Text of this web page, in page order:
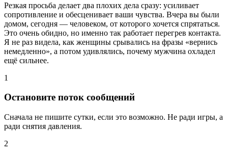
Резкая просьба делает два плохих дела сразу: усиливает
сопротивление и обесценивает ваши чувства. Вчера вы были
домом, сегодня — человеком, от которого хочется спрятаться.
Это очень обидно, но именно так работает перегрев контакта.
Я не раз видела, как женщины срывались на фразы «вернись
немедленно», а потом удивлялись, почему мужчина охладел
ещё сильнее.
1
Остановите поток сообщений
Сначала не пишите сутки, если это возможно. Не ради игры, а
ради снятия давления.
2